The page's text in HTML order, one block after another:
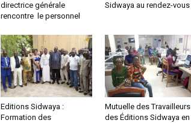
directrice générale
rencontre le personnel
Sidwaya au rendez-vous
Editions Sidwaya :
Formation des
Mutuelle des Travailleurs
des Éditions Sidwaya en